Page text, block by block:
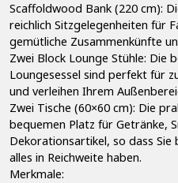
Scaffoldwood Bank (220 cm):
reichlich Sitzgelegenheiten für
gemütliche Zusammenkünfte
Zwei Block Lounge Stühle: Die
Loungesessel sind perfekt für
und verleihen Ihrem
Zwei Tische (60×60 cm): Die
bequemen Platz für Getränke,
Dekorationsartikel, so dass
alles in Reichweite haben.
Merkmale: